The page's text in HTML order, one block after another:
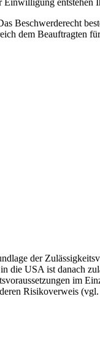
Beschwerderecht
dem Beauftragten
der
die USA ist danach
im
Risikoverweis (vgl.